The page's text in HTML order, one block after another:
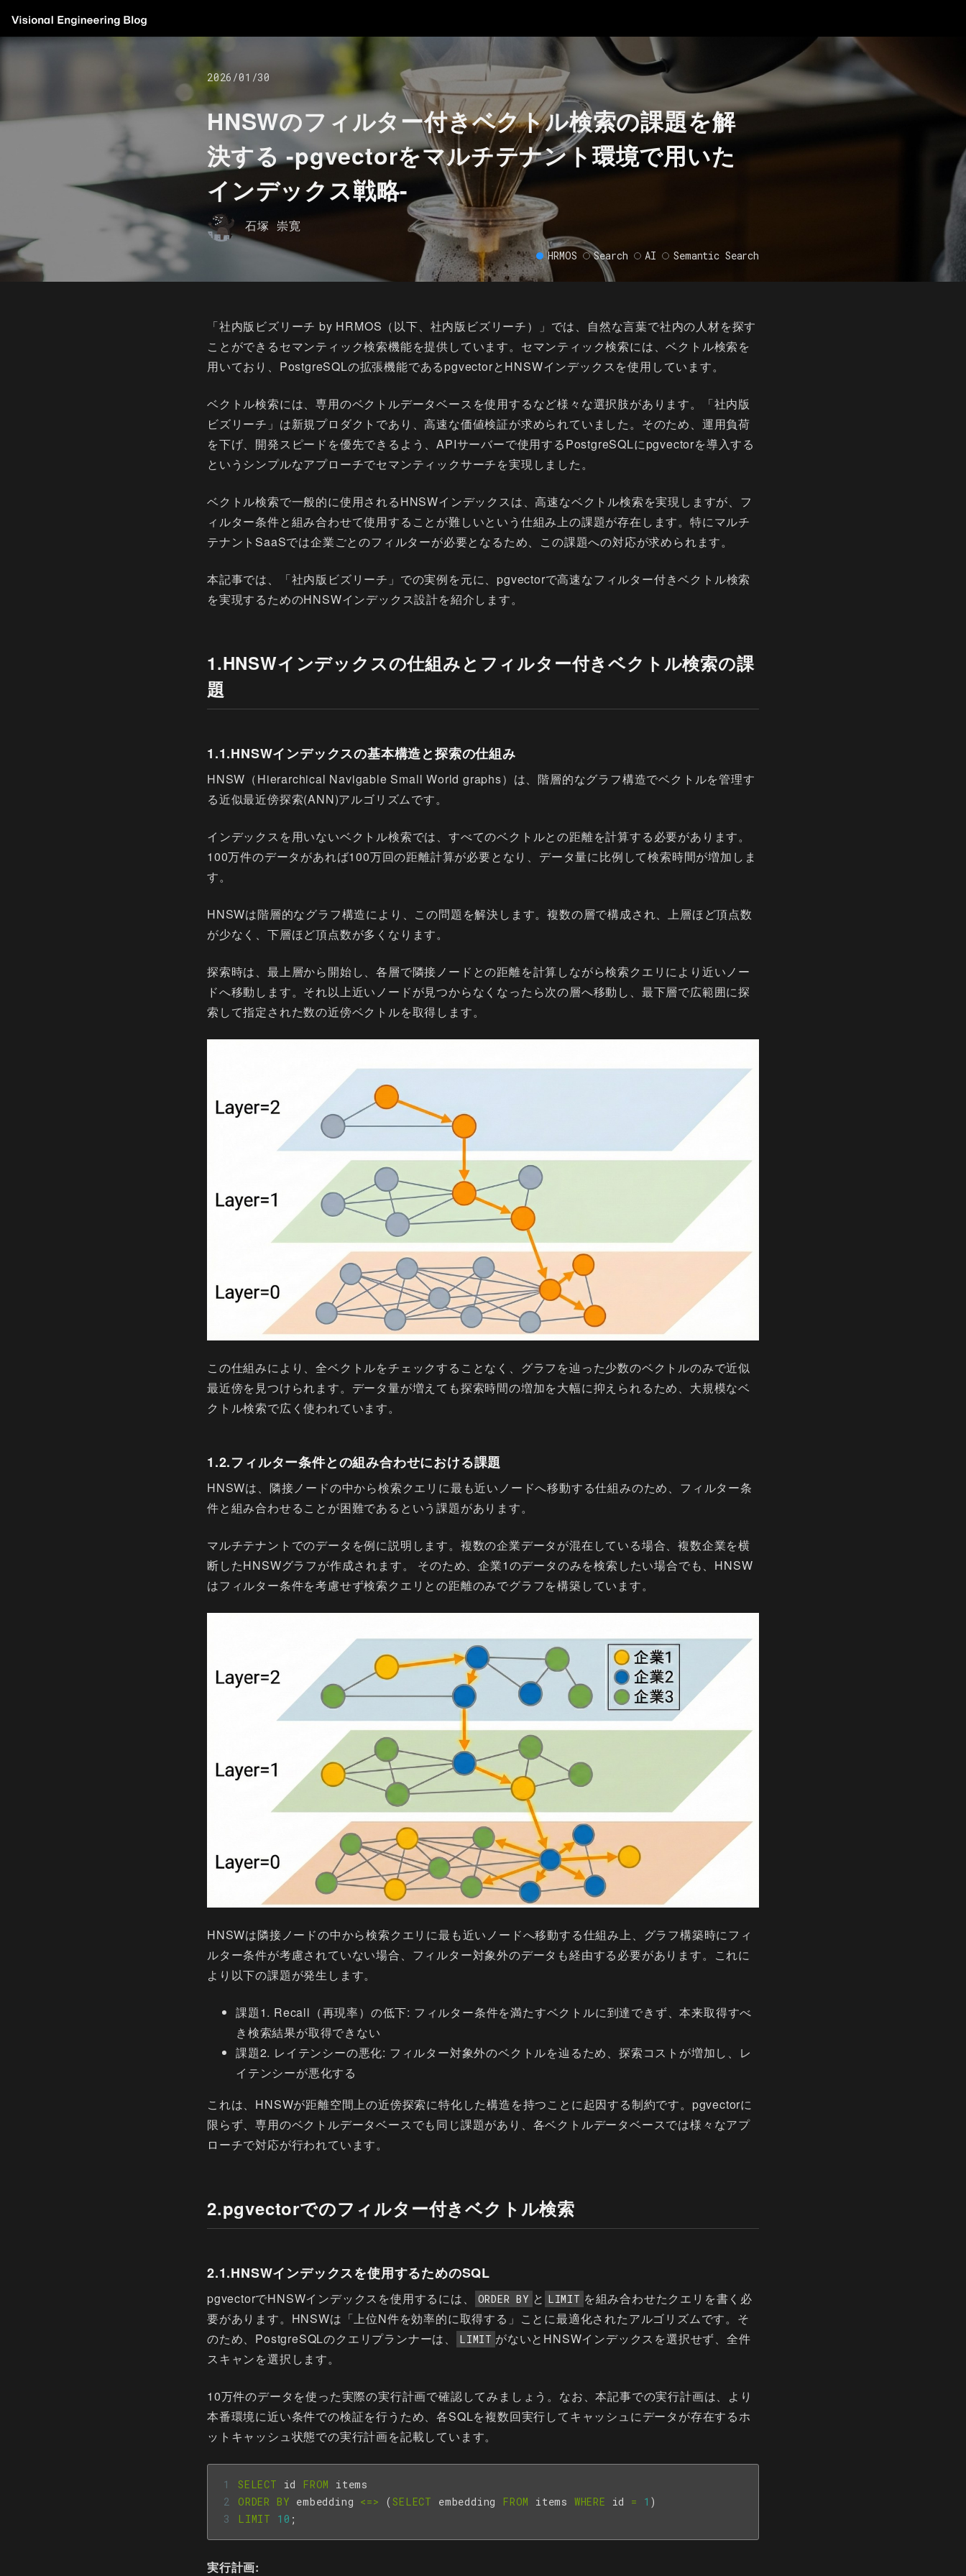
2026/01/30
HNSWのフィルター付きベクトル検索の課題を解
決する -pgvectorをマルチテナント環境で用いた
インデックス戦略-
石塚 崇寛
HRMOS Search AI Semantic Search
「社内版ビズリーチ by HRMOS（以下、社内版ビズリーチ）」では、自然な言葉で社内の人材を探す
ことができるセマンティック検索機能を提供しています。セマンティック検索には、ベクトル検索を
用いており、PostgreSQLの拡張機能であるpgvectorとHNSWインデックスを使用しています。
ベクトル検索には、専用のベクトルデータベースを使用するなど様々な選択肢があります。「社内版
ビズリーチ」は新規プロダクトであり、高速な価値検証が求められていました。そのため、運用負荷
を下げ、開発スピードを優先できるよう、APIサーバーで使用するPostgreSQLにpgvectorを導入する
というシンプルなアプローチでセマンティックサーチを実現しました。
ベクトル検索で一般的に使用されるHNSWインデックスは、高速なベクトル検索を実現しますが、フ
ィルター条件と組み合わせて使用することが難しいという仕組み上の課題が存在します。特にマルチ
テナントSaaSでは企業ごとのフィルターが必要となるため、この課題への対応が求められます。
本記事では、「社内版ビズリーチ」での実例を元に、pgvectorで高速なフィルター付きベクトル検索
を実現するためのHNSWインデックス設計を紹介します。
1.HNSWインデックスの仕組みとフィルター付きベクトル検索の課
題
1.1.HNSWインデックスの基本構造と探索の仕組み
HNSW（Hierarchical Navigable Small World graphs）は、階層的なグラフ構造でベクトルを管理す
る近似最近傍探索(ANN)アルゴリズムです。
インデックスを用いないベクトル検索では、すべてのベクトルとの距離を計算する必要があります。
100万件のデータがあれば100万回の距離計算が必要となり、データ量に比例して検索時間が増加しま
す。
HNSWは階層的なグラフ構造により、この問題を解決します。複数の層で構成され、上層ほど頂点数
が少なく、下層ほど頂点数が多くなります。
探索時は、最上層から開始し、各層で隣接ノードとの距離を計算しながら検索クエリにより近いノー
ドへ移動します。それ以上近いノードが見つからなくなったら次の層へ移動し、最下層で広範囲に探
索して指定された数の近傍ベクトルを取得します。
この仕組みにより、全ベクトルをチェックすることなく、グラフを辿った少数のベクトルのみで近似
最近傍を見つけられます。データ量が増えても探索時間の増加を大幅に抑えられるため、大規模なベ
クトル検索で広く使われています。
1.2.フィルター条件との組み合わせにおける課題
HNSWは、隣接ノードの中から検索クエリに最も近いノードへ移動する仕組みのため、フィルター条
件と組み合わせることが困難であるという課題があります。
マルチテナントでのデータを例に説明します。複数の企業データが混在している場合、複数企業を横
断したHNSWグラフが作成されます。 そのため、企業1のデータのみを検索したい場合でも、HNSW
はフィルター条件を考慮せず検索クエリとの距離のみでグラフを構築しています。
HNSWは隣接ノードの中から検索クエリに最も近いノードへ移動する仕組み上、グラフ構築時にフィ
ルター条件が考慮されていない場合、フィルター対象外のデータも経由する必要があります。これに
より以下の課題が発生します。
課題1. Recall（再現率）の低下: フィルター条件を満たすベクトルに到達できず、本来取得すべ
き検索結果が取得できない
課題2. レイテンシーの悪化: フィルター対象外のベクトルを辿るため、探索コストが増加し、レ
イテンシーが悪化する
これは、HNSWが距離空間上の近傍探索に特化した構造を持つことに起因する制約です。pgvectorに
限らず、専用のベクトルデータベースでも同じ課題があり、各ベクトルデータベースでは様々なアプ
ローチで対応が行われています。
2.pgvectorでのフィルター付きベクトル検索
2.1.HNSWインデックスを使用するためのSQL
pgvectorでHNSWインデックスを使用するには、 ORDER BY と LIMIT を組み合わせたクエリを書く必
要があります。HNSWは「上位N件を効率的に取得する」ことに最適化されたアルゴリズムです。そ
のため、PostgreSQLのクエリプランナーは、
LIMIT がないとHNSWインデックスを選択せず、全件
スキャンを選択します。
10万件のデータを使った実際の実行計画で確認してみましょう。なお、本記事での実行計画は、より
本番環境に近い条件での検証を行うため、各SQLを複数回実行してキャッシュにデータが存在するホ
ットキャッシュ状態での実行計画を記載しています。
SELECT id FROM
items
ORDER
BY embedding <=> (SELECT embedding FROM items WHERE id = 1 )
LIMIT
10 ;
実行計画: